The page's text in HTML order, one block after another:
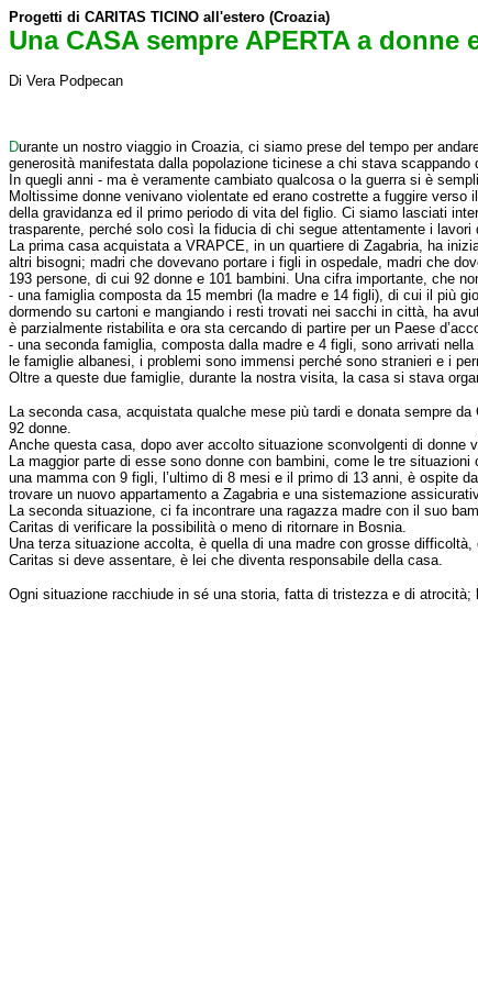
Progetti di CARITAS TICINO all'estero (Croazia)
Una CASA sempre APERTA a donne
Di Vera Podpecan
Durante un nostro viaggio in Croazia, ci siamo prese del tempo per
generosità manifestata dalla popolazione ticinese a chi stava
In quegli anni - ma è veramente cambiato qualcosa o la guerra si è
Moltissime donne venivano violentate ed erano costrette a fuggire
della gravidanza ed il primo periodo di vita del figlio. Ci siamo lasciati
trasparente, perché solo così la fiducia di chi segue attentamente i lavori
La prima casa acquistata a VRAPCE, in un quartiere di Zagabria, ha
altri bisogni; madri che dovevano portare i figli in ospedale, madri che
193 persone, di cui 92 donne e 101 bambini. Una cifra importante, che
- una famiglia composta da 15 membri (la madre e 14 figli), di cui il più
dormendo su cartoni e mangiando i resti trovati nei sacchi in città, ha
è parzialmente ristabilita e ora sta cercando di partire per un Paese
- una seconda famiglia, composta dalla madre e 4 figli, sono arrivati
le famiglie albanesi, i problemi sono immensi perché sono stranieri e i
Oltre a queste due famiglie, durante la nostra visita, la casa si stava
La seconda casa, acquistata qualche mese più tardi e donata sempre
92 donne.
Anche questa casa, dopo aver accolto situazione sconvolgenti di
La maggior parte di esse sono donne con bambini, come le tre
una mamma con 9 figli, l’ultimo di 8 mesi e il primo di 13 anni, è ospite
trovare un nuovo appartamento a Zagabria e una sistemazione
La seconda situazione, ci fa incontrare una ragazza madre con il suo
Caritas di verificare la possibilità o meno di ritornare in Bosnia.
Una terza situazione accolta, è quella di una madre con grosse
Caritas si deve assentare, è lei che diventa responsabile della casa.
Ogni situazione racchiude in sé una storia, fatta di tristezza e di